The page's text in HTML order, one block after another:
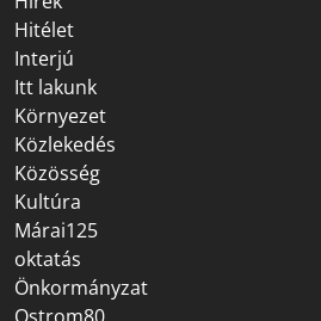
Hitélet
Interjú
Itt lakunk
Környezet
Közlekedés
Közösség
Kultúra
Márai125
oktatás
Önkormányzat